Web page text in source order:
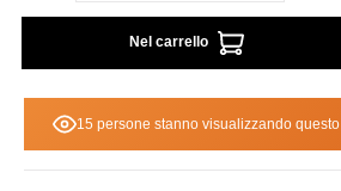
Nel carrello
15 persone stanno visualizzando